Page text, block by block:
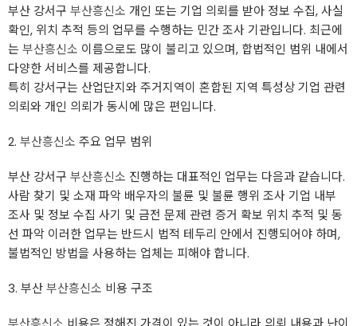
부산 강서구 부산흥신소 개인 또는 기업 의뢰를 받아 정보 수집, 사실
확인, 위치 추적 등의 업무를 수행하는 민간 조사 기관입니다. 최근에
는 부산흥신소 이름으로도 많이 불리고 있으며, 합법적인 범위 내에서
다양한 서비스를 제공합니다.
특히 강서구는 산업단지와 주거지역이 혼합된 지역 특성상 기업 관련
의뢰와 개인 의뢰가 동시에 많은 편입니다.
2. 부산흥신소 주요 업무 범위
부산 강서구 부산흥신소 진행하는 대표적인 업무는 다음과 같습니다.
사람 찾기 및 소재 파악 배우자의 불륜 및 불륜 행위 조사 기업 내부
조사 및 정보 수집 사기 및 금전 문제 관련 증거 확보 위치 추적 및 동
선 파악 이러한 업무는 반드시 법적 테두리 안에서 진행되어야 하며,
불법적인 방법을 사용하는 업체는 피해야 합니다.
3. 부산부산흥신소 비용 구조